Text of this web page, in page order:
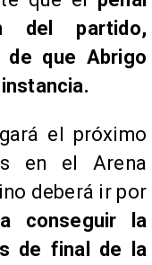
del partido,
que Abrigo
el próximo
en el Arena
deberá ir por
conseguir la
de final de la